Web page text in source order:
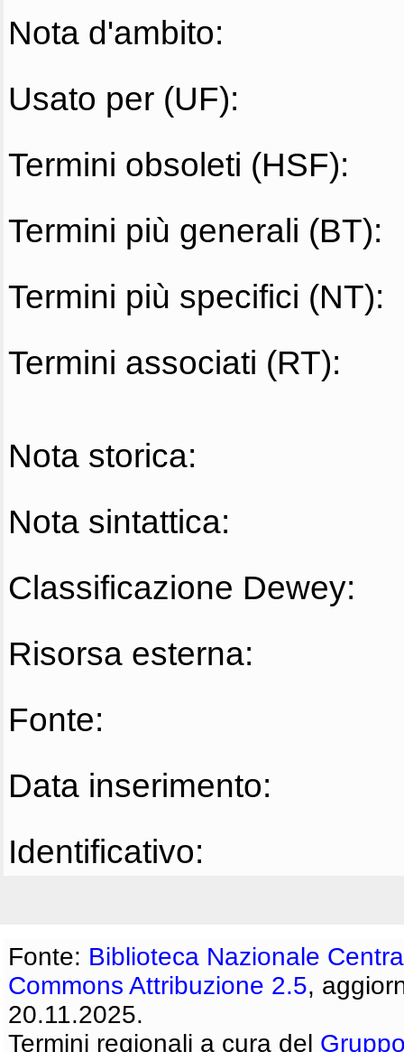
Nota d'ambito:
Usato per (UF):
Termini obsoleti (HSF):
Termini più generali (BT):
Termini più specifici (NT):
Termini associati (RT):
Nota storica:
Nota sintattica:
Classificazione Dewey:
Risorsa esterna:
Fonte:
Data inserimento:
Identificativo:
Fonte: Biblioteca Nazionale
Commons Attribuzione 2.5,
20.11.2025.
Termini regionali a cura del